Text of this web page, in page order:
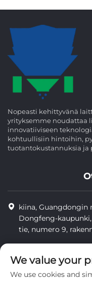
Nopeasti kehittyvänä
yrityksemme noudattaa
innovatiiviseen
kohtuullisiin hintoihin,
tuotantokustannuksia ja
kiina, Guangdongin
Dongfeng-
tie, numero 9,
[email protected]
We value your
We use cookies and